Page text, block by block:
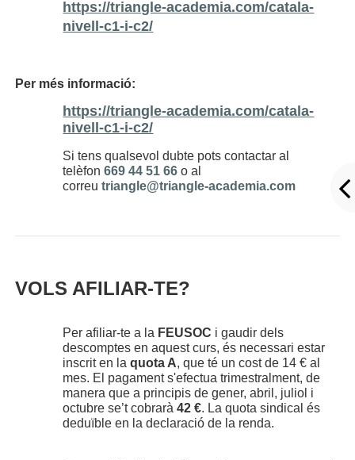
https://triangle-academia.com/catala-
nivell-c1-i-c2/
Per més informació:
https://triangle-academia.com/catala-
nivell-c1-i-c2/
Si tens qualsevol dubte pots contactar al
telèfon669 44 51 66 o al
correutriangle@triangle-academia.com
VOLS AFILIAR-TE?
Per afiliar-te a la FEUSOC i gaudir dels
descomptes en aquest curs, és necessari estar
inscrit en laquota A, que té un cost de 14 € al
mes. El pagament s'efectua trimestralment, de
manera que a principis de gener, abril, juliol i
octubre se’t cobrarà42 €. La quota sindical és
deduïble en la declaració de la renda.